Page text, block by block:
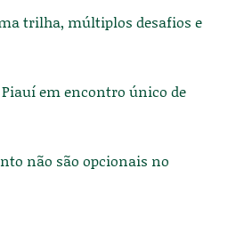
trilha, múltiplos desafios e
em encontro único de
não são opcionais no